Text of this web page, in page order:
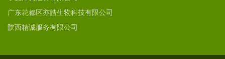
广东花都区亦皓生物科技有限公司
陕西精诚服务有限公司